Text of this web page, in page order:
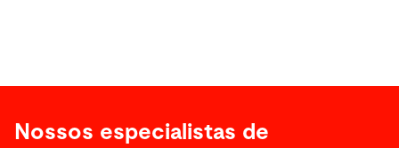
Nossos especialistas de